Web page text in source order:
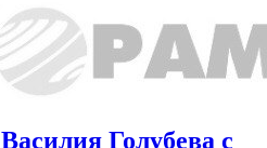
Голубева с